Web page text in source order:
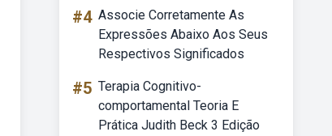
#4 Associe Corretamente As
Expressões Abaixo Aos Seus
Respectivos Significados
#5 Terapia Cognitivo-
comportamental Teoria E
Prática Judith Beck 3 Edição